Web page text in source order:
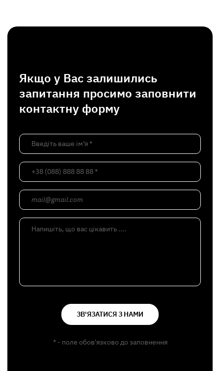
Якщо у Вас залишились
запитання просимо заповнити
контактну форму
Введіть ваше ім’я *
+38 (088) 888 88 88 *
mail@gmail.com
Напишіть, що вас цікавить ....
ЗВ'ЯЗАТИСЯ З НАМИ
* - поле обов'язково до заповнення